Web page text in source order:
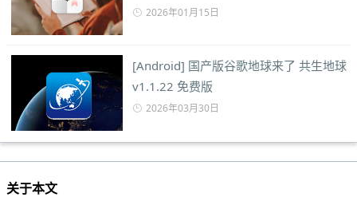
2026年01月15日
[Android] 国产版谷歌地球来了 共生地球
v1.1.22 免费版
2026年03月30日
关于本文